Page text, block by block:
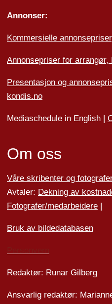
Annonser:
Kommersielle
Annonsepriser for arrangør,
Presentasjon og
kondis.no
Mediaschedule in English |
Om oss
Våre skribenter og
Avtaler: Dekning av
Fotografer/medarbeidere|
Bruk av bildedatabasen
Redaktør: Runar Gilberg
Ansvarlig redaktør: